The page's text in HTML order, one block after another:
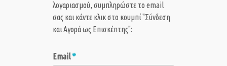
λογαριασμού, συμπληρώστε το email
σας και κάντε κλικ στο κουμπί "Σύνδεση
και Αγορά ως Eπισκέπτης":
Email*